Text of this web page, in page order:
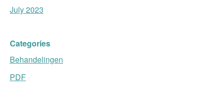
July 2023
Categories
Behandelingen
PDF